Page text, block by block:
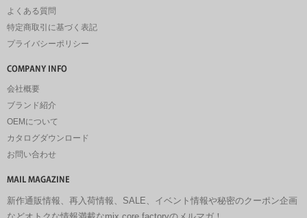
よくある質問
特定商取引に基づく表記
プライバシーポリシー
会社概要
ブランド紹介
OEMについて
カタログダウンロード
お問い合わせ
新作通販情報、再入荷情報、SALE、イベント情報や秘密のクーポン企画